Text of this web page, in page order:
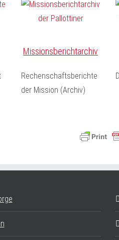
Missionsberichtarchiv
Rechenschaftsberichte
der Mission (Archiv)